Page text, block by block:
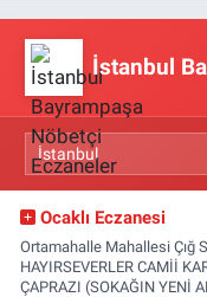
İstanbul
Ocaklı Eczanesi
Ortamahalle Mahallesi Çığ
HAYIRSEVERLER CAMİİ
ÇAPRAZI (SOKAĞIN YENİ